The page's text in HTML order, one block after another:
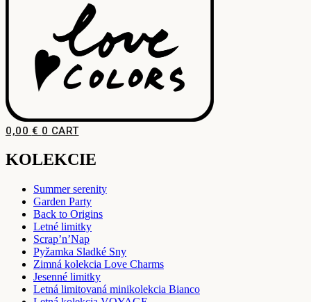
0,00 € 0 CART
KOLEKCIE
Summer serenity
Garden Party
Back to Origins
Letné limitky
Scrap’n’Nap
Pyžamka Sladké Sny
Zimná kolekcia Love Charms
Jesenné limitky
Letná limitovaná minikolekcia Bianco